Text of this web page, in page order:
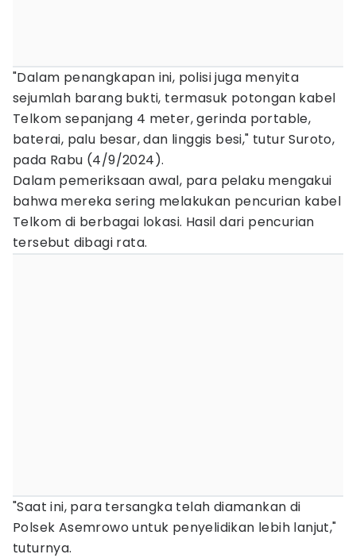
"Dalam penangkapan ini, polisi juga menyita
sejumlah barang bukti, termasuk potongan kabel
Telkom sepanjang 4 meter, gerinda portable,
baterai, palu besar, dan linggis besi," tutur Suroto,
pada Rabu (4/9/2024).
Dalam pemeriksaan awal, para pelaku mengakui
bahwa mereka sering melakukan pencurian kabel
Telkom di berbagai lokasi. Hasil dari pencurian
tersebut dibagi rata.
"Saat ini, para tersangka telah diamankan di
Polsek Asemrowo untuk penyelidikan lebih lanjut,"
tuturnya.